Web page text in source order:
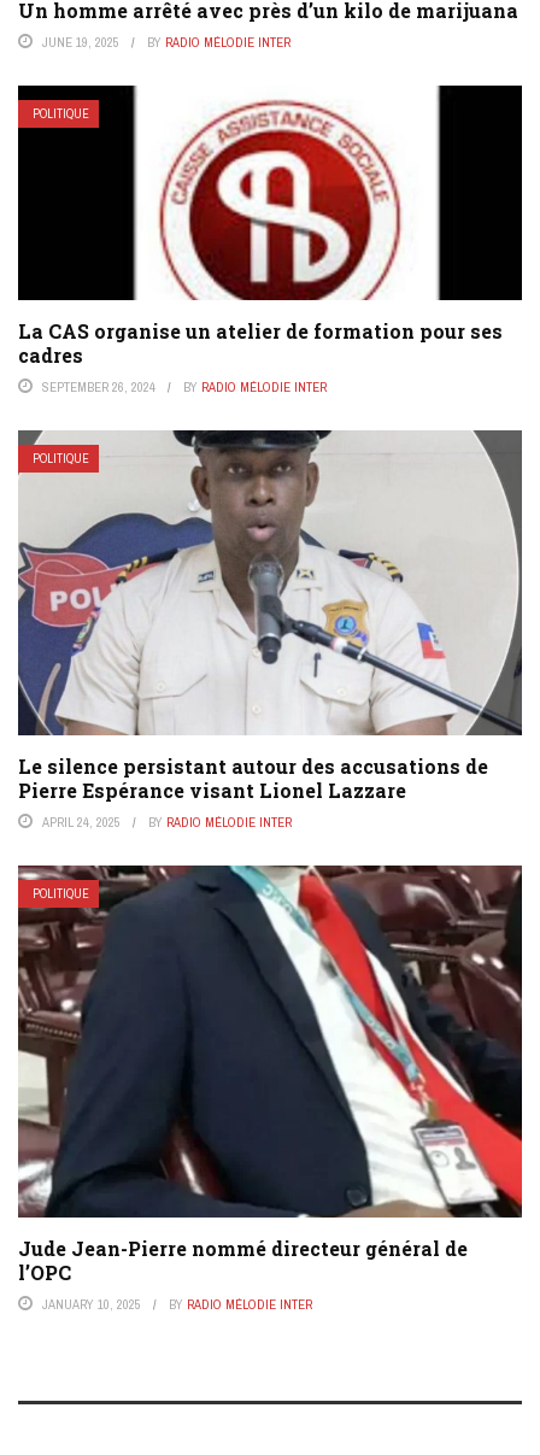
Un homme arrêté avec près d’un kilo de marijuana
JUNE 19, 2025 BY RADIO MÉLODIE INTER
POLITIQUE
La CAS organise un atelier de formation pour ses
cadres
SEPTEMBER 26, 2024 BY RADIO MÉLODIE INTER
POLITIQUE
Le silence persistant autour des accusations de
Pierre Espérance visant Lionel Lazzare
APRIL 24, 2025 BY RADIO MÉLODIE INTER
POLITIQUE
Jude Jean-Pierre nommé directeur général de
l’OPC
JANUARY 10, 2025 BY RADIO MÉLODIE INTER